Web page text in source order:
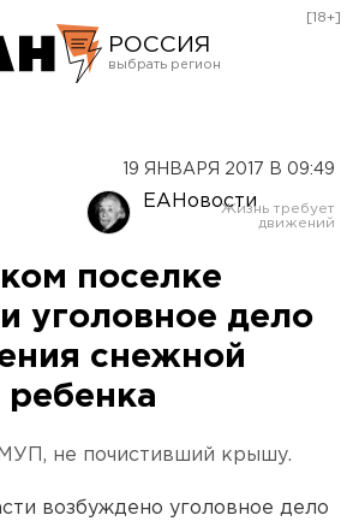
РОССИЯ
Оренбург
[18+]
19 ЯНВАРЯ 2017 В 09:49
ЕАНовости
поселке
уголовное дело
снежной
не почистивший крышу.
возбуждено уголовное дело